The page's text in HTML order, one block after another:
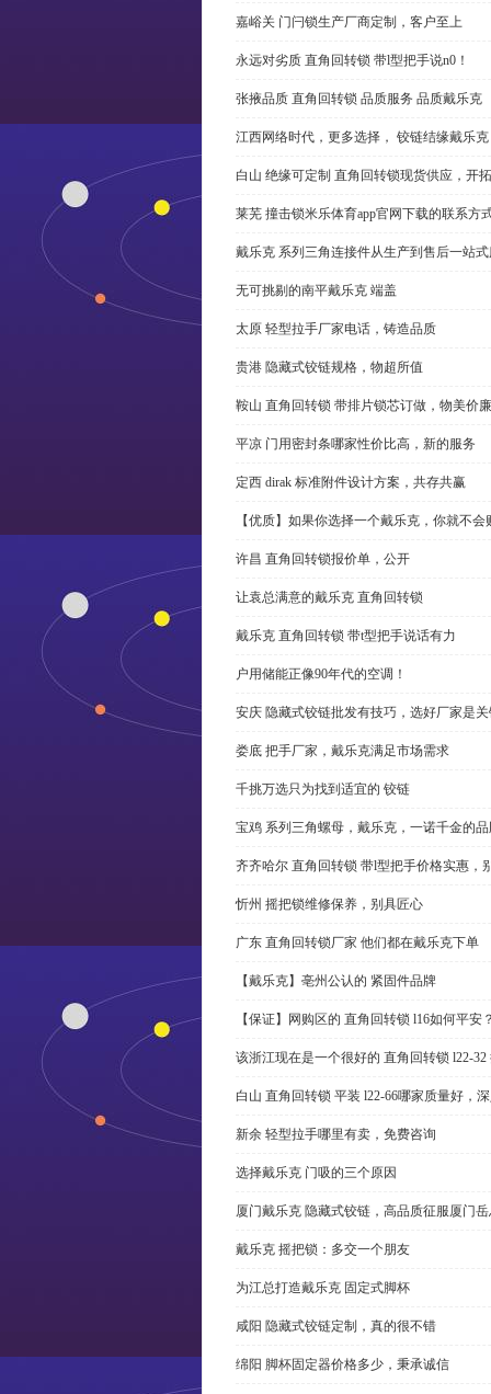
嘉峪关 门闩锁生产厂商定制，客户至上
永远对劣质 直角回转锁 带l型把手说n0！
张掖品质 直角回转锁 品质服务 品质戴乐克
江西网络时代，更多选择， 铰链结缘戴乐克
白山 绝缘可定制 直角回转锁现货供应，开
莱芜 撞击锁米乐体育app官网下载的联系方
戴乐克 系列三角连接件从生产到售后一站
无可挑剔的南平戴乐克 端盖
太原 轻型拉手厂家电话，铸造品质
贵港 隐藏式铰链规格，物超所值
鞍山 直角回转锁 带排片锁芯订做，物美价廉
平凉 门用密封条哪家性价比高，新的服务
定西 dirak 标准附件设计方案，共存共赢
【优质】如果你选择一个戴乐克，你就不
许昌 直角回转锁报价单，公开
让袁总满意的戴乐克 直角回转锁
戴乐克 直角回转锁 带t型把手说话有力
户用储能正像90年代的空调！
安庆 隐藏式铰链批发有技巧，选好厂家是
娄底 把手厂家，戴乐克满足市场需求
千挑万选只为找到适宜的 铰链
宝鸡 系列三角螺母，戴乐克，一诺千金的
齐齐哈尔 直角回转锁 带l型把手价格实惠，
忻州 摇把锁维修保养，别具匠心
广东 直角回转锁厂家 他们都在戴乐克下单
【戴乐克】亳州公认的 紧固件品牌
【保证】网购区的 直角回转锁 l16如何平安
该浙江现在是一个很好的 直角回转锁 l22-
白山 直角回转锁 平装 l22-66哪家质量好，
新余 轻型拉手哪里有卖，免费咨询
选择戴乐克 门吸的三个原因
厦门戴乐克 隐藏式铰链，高品质征服厦门
戴乐克 摇把锁：多交一个朋友
为江总打造戴乐克 固定式脚杯
咸阳 隐藏式铰链定制，真的很不错
绵阳 脚杯固定器价格多少，秉承诚信